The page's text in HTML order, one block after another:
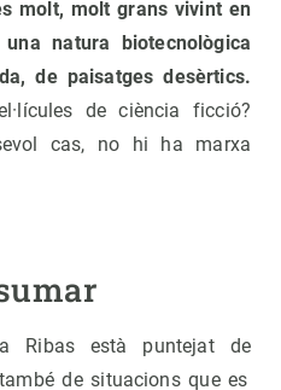
molt, molt grans vivint en
natura biotecnològica
de paisatges desèrtics.
de ciència ficció?
cas, no hi ha marxa
Ribas està puntejat de
de situacions que es